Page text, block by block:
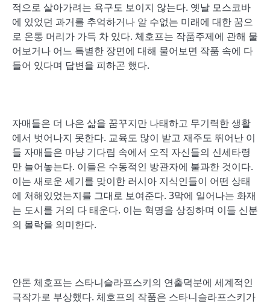
적으로 살아가려는 욕구도 보이지 않는다. 옛날 모스코바
에 있었던 과거를 추억하거나 알 수없는 미래에 대한 꿈으
로 온통 머리가 가득 차 있다. 체호프는 작품주제에 관해 물
어보거나 어느 특별한 장면에 대해 물어보면 작품 속에 다
들어 있다며 답변을 피하곤 했다.
자매들은 더 나은 삶을 꿈꾸지만 나태하고 무기력한 생활
에서 벗어나지 못한다. 교육도 많이 받고 재주도 뛰어난 이
들 자매들은 마냥 기다림 속에서 오직 자신들의 신세타령
만 늘어놓는다. 이들은 수동적인 방관자에 불과한 것이다.
이는 새로운 세기를 맞이한 러시아 지식인들이 어떤 상태
에 처해있었는지를 그대로 보여준다. 3막에 일어나는 화재
는 도시를 거의 다 태운다. 이는 혁명을 상징하며 이들 신분
의 몰락을 의미한다.
안톤 체호프는 스타니슬라프스키의 연출덕분에 세계적인
극작가로 부상했다. 체호프의 작품은 스타니슬라프스키가